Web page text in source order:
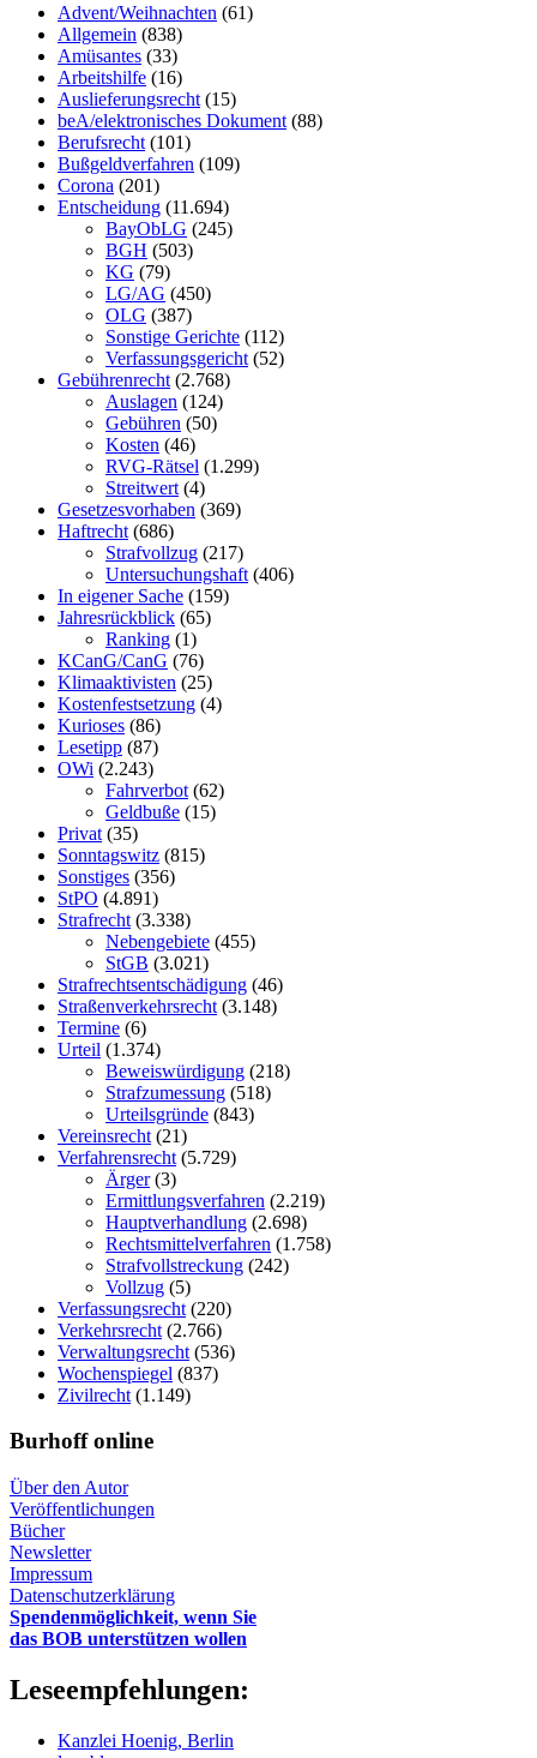
Advent/Weihnachten (61)
Allgemein (838)
Amüsantes (33)
Arbeitshilfe (16)
Auslieferungsrecht (15)
beA/elektronisches Dokument (88)
Berufsrecht (101)
Bußgeldverfahren (109)
Corona (201)
Entscheidung (11.694)
BayObLG (245)
BGH (503)
KG (79)
LG/AG (450)
OLG (387)
Sonstige Gerichte (112)
Verfassungsgericht (52)
Gebührenrecht (2.768)
Auslagen (124)
Gebühren (50)
Kosten (46)
RVG-Rätsel (1.299)
Streitwert (4)
Gesetzesvorhaben (369)
Haftrecht (686)
Strafvollzug (217)
Untersuchungshaft (406)
In eigener Sache (159)
Jahresrückblick (65)
Ranking (1)
KCanG/CanG (76)
Klimaaktivisten (25)
Kostenfestsetzung (4)
Kurioses (86)
Lesetipp (87)
OWi (2.243)
Fahrverbot (62)
Geldbuße (15)
Privat (35)
Sonntagswitz (815)
Sonstiges (356)
StPO (4.891)
Strafrecht (3.338)
Nebengebiete (455)
StGB (3.021)
Strafrechtsentschädigung (46)
Straßenverkehrsrecht (3.148)
Termine (6)
Urteil (1.374)
Beweiswürdigung (218)
Strafzumessung (518)
Urteilsgründe (843)
Vereinsrecht (21)
Verfahrensrecht (5.729)
Ärger(3)
Ermittlungsverfahren (2.219)
Hauptverhandlung (2.698)
Rechtsmittelverfahren (1.758)
Strafvollstreckung (242)
Vollzug (5)
Verfassungsrecht (220)
Verkehrsrecht (2.766)
Verwaltungsrecht (536)
Wochenspiegel (837)
Zivilrecht (1.149)
Burhoff online
Über den Autor
Veröffentlichungen
Bücher
Newsletter
Impressum
Datenschutzerklärung
Spendenmöglichkeit, wenn Sie
das BOB unterstützen wollen
Leseempfehlungen:
Kanzlei Hoenig, Berlin